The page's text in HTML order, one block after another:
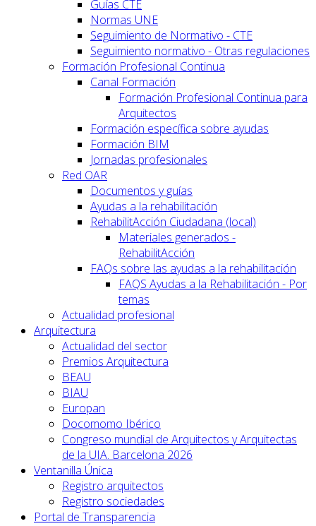
Guías CTE
Normas UNE
Seguimiento de Normativo - CTE
Seguimiento normativo - Otras regulaciones
Formación Profesional Continua
Canal Formación
Formación Profesional Continua para
Arquitectos
Formación específica sobre ayudas
Formación BIM
Jornadas profesionales
Red OAR
Documentos y guías
Ayudas a la rehabilitación
RehabilitAcción Ciudadana (local)
Materiales generados -
RehabilitAcción
FAQs sobre las ayudas a la rehabilitación
FAQS Ayudas a la Rehabilitación - Por
temas
Actualidad profesional
Arquitectura
Actualidad del sector
Premios Arquitectura
BEAU
BIAU
Europan
Docomomo Ibérico
Congreso mundial de Arquitectos y Arquitectas
de la UIA. Barcelona 2026
Ventanilla Única
Registro arquitectos
Registro sociedades
Portal de Transparencia